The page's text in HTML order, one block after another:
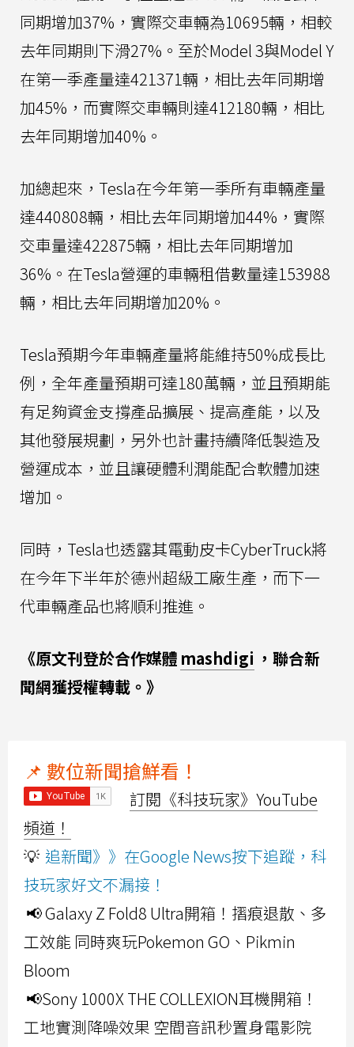
同期增加37%，實際交車輛為10695輛，相較
去年同期則下滑27%。至於Model 3與Model Y
在第一季產量達421371輛，相比去年同期增
加45%，而實際交車輛則達412180輛，相比
去年同期增加40%。
加總起來，Tesla在今年第一季所有車輛產量
達440808輛，相比去年同期增加44%，實際
交車量達422875輛，相比去年同期增加
36%。在Tesla營運的車輛租借數量達153988
輛，相比去年同期增加20%。
Tesla預期今年車輛產量將能維持50%成長比
例，全年產量預期可達180萬輛，並且預期能
有足夠資金支撐產品擴展、提高產能，以及
其他發展規劃，另外也計畫持續降低製造及
營運成本，並且讓硬體利潤能配合軟體加速
增加。
同時，Tesla也透露其電動皮卡CyberTruck將
在今年下半年於德州超級工廠生產，而下一
代車輛產品也將順利推進。
《原文刊登於合作媒體 mashdigi ，聯合新
聞網獲授權轉載。》
📌 數位新聞搶鮮看！
訂閱《科技玩家》YouTube
頻道！
💡 追新聞》》在Google News按下追蹤，科
技玩家好文不漏接！
📢 Galaxy Z Fold8 Ultra開箱！摺痕退散、多
工效能 同時爽玩Pokemon GO、Pikmin
Bloom
📢Sony 1000X THE COLLEXION耳機開箱！
工地實測降噪效果 空間音訊秒置身電影院